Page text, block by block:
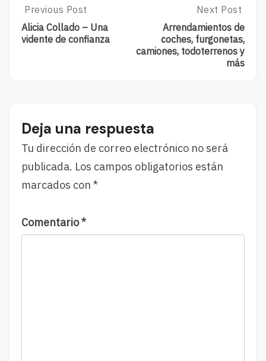
Post
navigation
Previous
Post:
Alicia
Previous Post
Alicia Collado – Una
vidente de confianza
Next
Post:
De
Coches,
Next Post
Arrendamientos de
coches, furgonetas,
camiones, todoterrenos y
más
Deja una respuesta
Tu dirección de correo electrónico no será
publicada. Los campos obligatorios están
marcados con *
Comentario*